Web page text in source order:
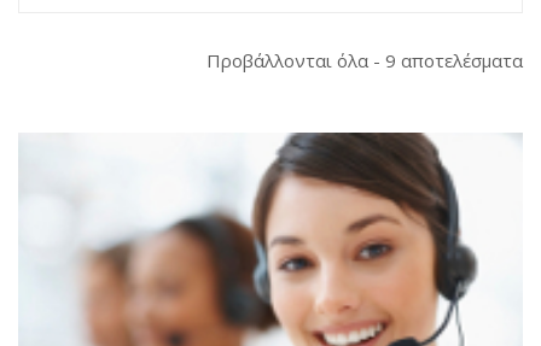
Προβάλλονται όλα - 9 αποτελέσματα